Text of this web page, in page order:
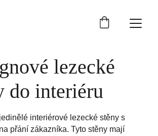
interiérové lezecké stěny s
přání zákazníka. Tyto stěny mají
lezecké
do interiéru